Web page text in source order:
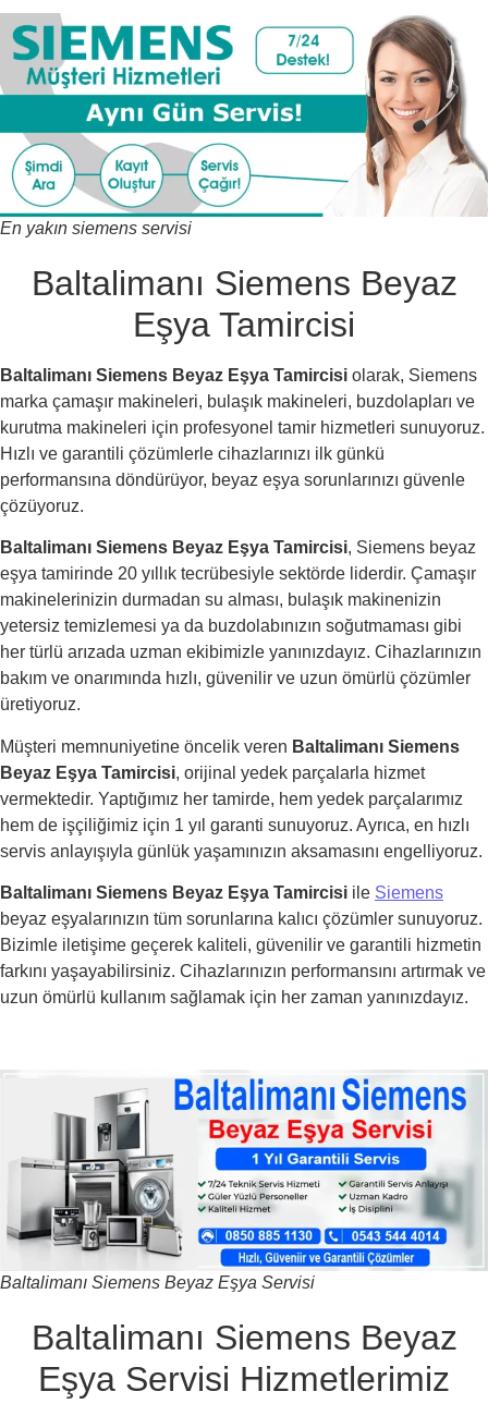
En yakın siemens servisi
Baltalimanı Siemens Beyaz
Eşya Tamircisi
Baltalimanı Siemens Beyaz Eşya Tamircisi olarak, Siemens
marka çamaşır makineleri, bulaşık makineleri, buzdolapları ve
kurutma makineleri için profesyonel tamir hizmetleri sunuyoruz.
Hızlı ve garantili çözümlerle cihazlarınızı ilk günkü
performansına döndürüyor, beyaz eşya sorunlarınızı güvenle
çözüyoruz.
Baltalimanı Siemens Beyaz Eşya Tamircisi, Siemens beyaz
eşya tamirinde 20 yıllık tecrübesiyle sektörde liderdir. Çamaşır
makinelerinizin durmadan su alması, bulaşık makinenizin
yetersiz temizlemesi ya da buzdolabınızın soğutmaması gibi
her türlü arızada uzman ekibimizle yanınızdayız. Cihazlarınızın
bakım ve onarımında hızlı, güvenilir ve uzun ömürlü çözümler
üretiyoruz.
Müşteri memnuniyetine öncelik veren Baltalimanı Siemens
Beyaz Eşya Tamircisi, orijinal yedek parçalarla hizmet
vermektedir. Yaptığımız her tamirde, hem yedek parçalarımız
hem de işçiliğimiz için 1 yıl garanti sunuyoruz. Ayrıca, en hızlı
servis anlayışıyla günlük yaşamınızın aksamasını engelliyoruz.
Baltalimanı Siemens Beyaz Eşya Tamircisi ile Siemens
beyaz eşyalarınızın tüm sorunlarına kalıcı çözümler sunuyoruz.
Bizimle iletişime geçerek kaliteli, güvenilir ve garantili hizmetin
farkını yaşayabilirsiniz. Cihazlarınızın performansını artırmak ve
uzun ömürlü kullanım sağlamak için her zaman yanınızdayız.
Baltalimanı Siemens Beyaz Eşya Servisi
Baltalimanı Siemens Beyaz
Eşya Servisi Hizmetlerimiz